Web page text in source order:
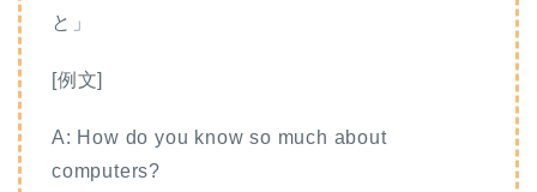
と」
[例文]
A: How do you know so much about
computers?